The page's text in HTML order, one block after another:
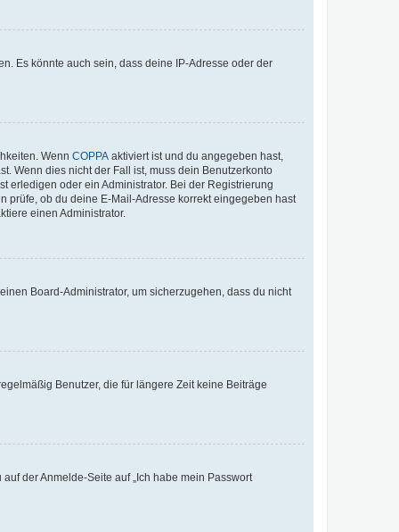
Es könnte auch sein, dass deine IP-Adresse oder der
Wenn COPPA aktiviert ist und du angegeben hast,
Wenn dies nicht der Fall ist, muss dein Benutzerkonto
erledigen oder ein Administrator. Bei der Registrierung
prüfe, ob du deine E-Mail-Adresse korrekt eingegeben hast
einen Administrator.
Board-Administrator, um sicherzugehen, dass du nicht
Benutzer, die für längere Zeit keine Beiträge
der Anmelde-Seite auf „Ich habe mein Passwort